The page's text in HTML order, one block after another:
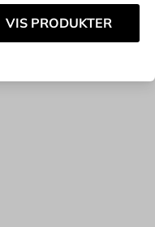
VIS PRODUKTER